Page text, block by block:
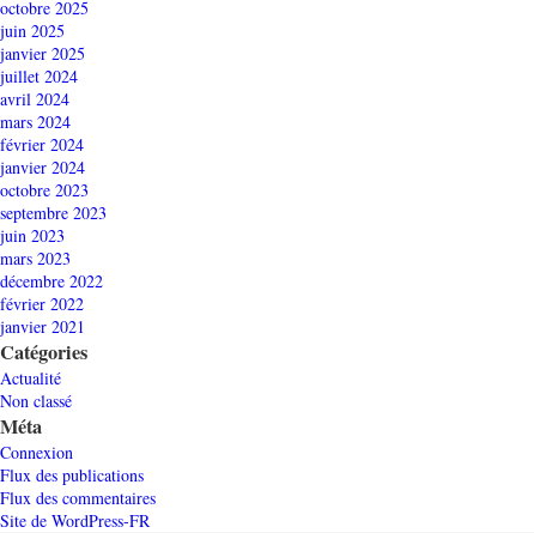
octobre 2025
juin 2025
janvier 2025
juillet 2024
avril 2024
mars 2024
février 2024
janvier 2024
octobre 2023
septembre 2023
juin 2023
mars 2023
décembre 2022
février 2022
janvier 2021
Catégories
Actualité
Non classé
Méta
Connexion
Flux des publications
Flux des commentaires
Site de WordPress-FR